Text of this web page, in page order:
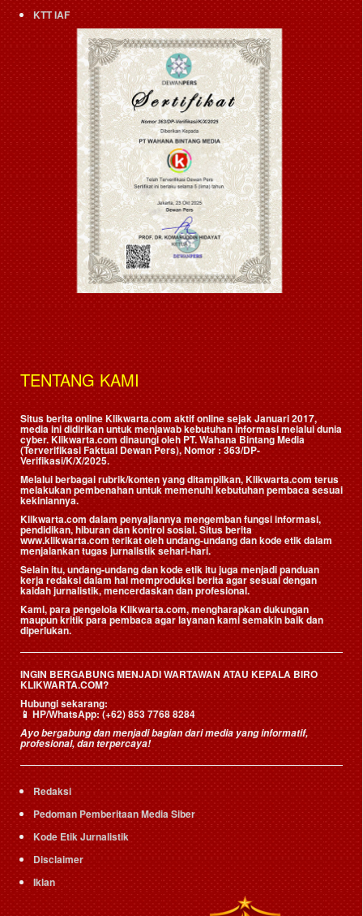
KTT IAF
TENTANG KAMI
Situs berita online Klikwarta.com aktif online sejak Januari 2017,
media ini didirikan untuk menjawab kebutuhan informasi melalui dunia
cyber. Klikwarta.com dinaungi oleh PT. Wahana Bintang Media
(Terverifikasi Faktual Dewan Pers), Nomor : 363/DP-
Verifikasi/K/X/2025.
Melalui berbagai rubrik/konten yang ditampilkan, Klikwarta.com terus
melakukan pembenahan untuk memenuhi kebutuhan pembaca sesuai
kekiniannya.
Klikwarta.com dalam penyajiannya mengemban fungsi informasi,
pendidikan, hiburan dan kontrol sosial. Situs berita
www.klikwarta.com terikat oleh undang-undang dan kode etik dalam
menjalankan tugas jurnalistik sehari-hari.
Selain itu, undang-undang dan kode etik itu juga menjadi panduan
kerja redaksi dalam hal memproduksi berita agar sesuai dengan
kaidah jurnalistik, mencerdaskan dan profesional.
Kami, para pengelola Klikwarta.com, mengharapkan dukungan
maupun kritik para pembaca agar layanan kami semakin baik dan
diperlukan.
INGIN BERGABUNG MENJADI WARTAWAN ATAU KEPALA BIRO
KLIKWARTA.COM?
Hubungi sekarang:
📱HP/WhatsApp:(+62) 853 7768 8284
Ayo bergabung dan menjadi bagian dari media yang informatif,
profesional, dan terpercaya!
Redaksi
Pedoman Pemberitaan Media Siber
Kode Etik Jurnalistik
Disclaimer
Iklan